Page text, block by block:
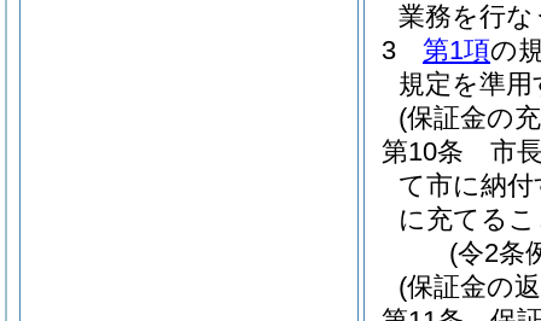
業務を行
3
第1項の
規定を準用
(保証金の
第10条
市
て市に納
に充てる
(令2条
(保証金の